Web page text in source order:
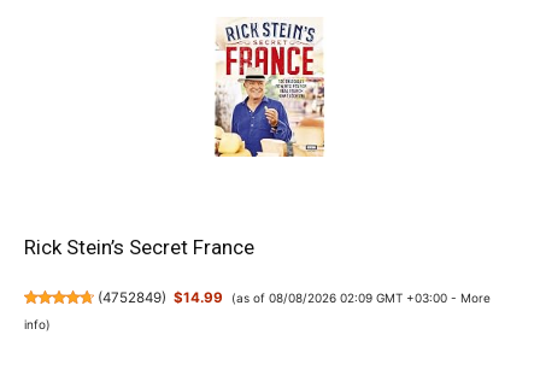
Rick Stein’s Secret France
(4752849) $14.99 (as of 08/08/2026 02:09 GMT +03:00 - More
info)